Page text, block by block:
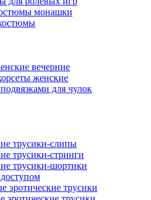
монашки
вечерние
женские
для чулок
трусики-слипы
трусики-стринги
трусики-шортики
эротические трусики